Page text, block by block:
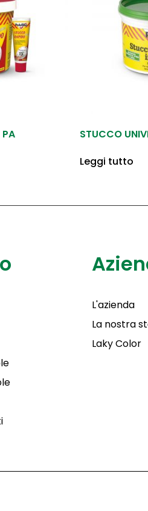
STUCCO
Leggi tutto
L'azienda
La nostra
Laky Color